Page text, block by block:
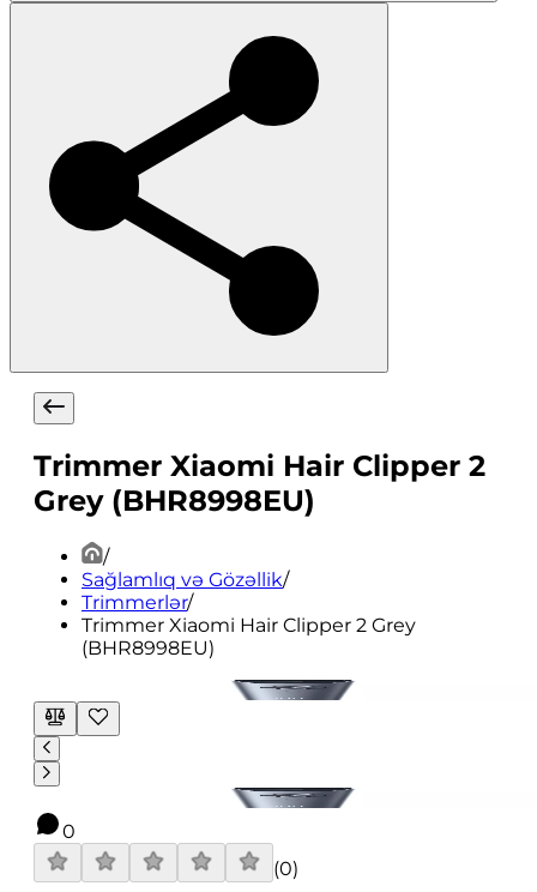
Trimmer Xiaomi Hair Clipper 2
Grey (BHR8998EU)
/
Sağlamlıq və Gözəllik/
Trimmerlər/
Trimmer Xiaomi Hair Clipper 2 Grey
(BHR8998EU)
0
(0)